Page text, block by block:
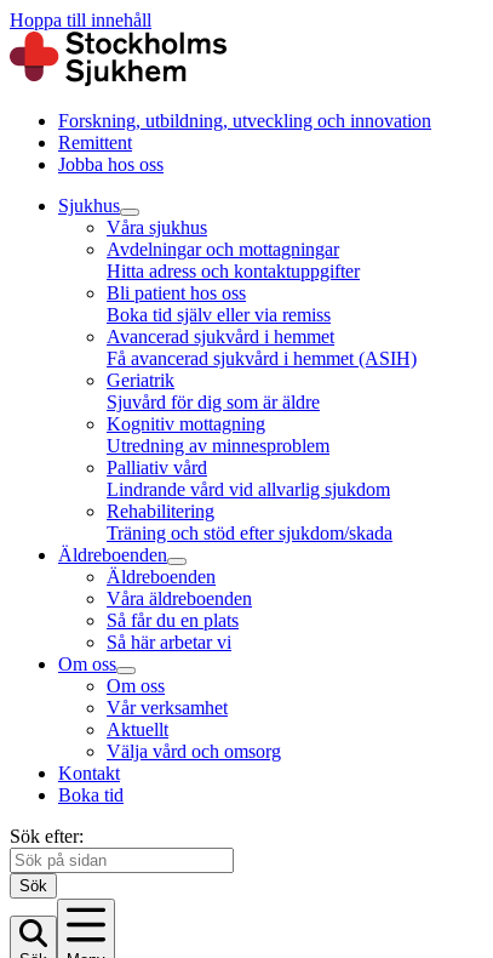
Hoppa till innehåll
Forskning, utbildning, utveckling och innovation
Remittent
Jobba hos oss
Sjukhus
Våra sjukhus
Avdelningar och mottagningar
Hitta adress och kontaktuppgifter
Bli patient hos oss
Boka tid själv eller via remiss
Avancerad sjukvård i hemmet
Få avancerad sjukvård i hemmet (ASIH)
Geriatrik
Sjuvård för dig som är äldre
Kognitiv mottagning
Utredning av minnesproblem
Palliativ vård
Lindrande vård vid allvarlig sjukdom
Rehabilitering
Träning och stöd efter sjukdom/skada
Äldreboenden
Äldreboenden
Våra äldreboenden
Så får du en plats
Så här arbetar vi
Om oss
Om oss
Vår verksamhet
Aktuellt
Välja vård och omsorg
Kontakt
Boka tid
Sök efter:
Sök